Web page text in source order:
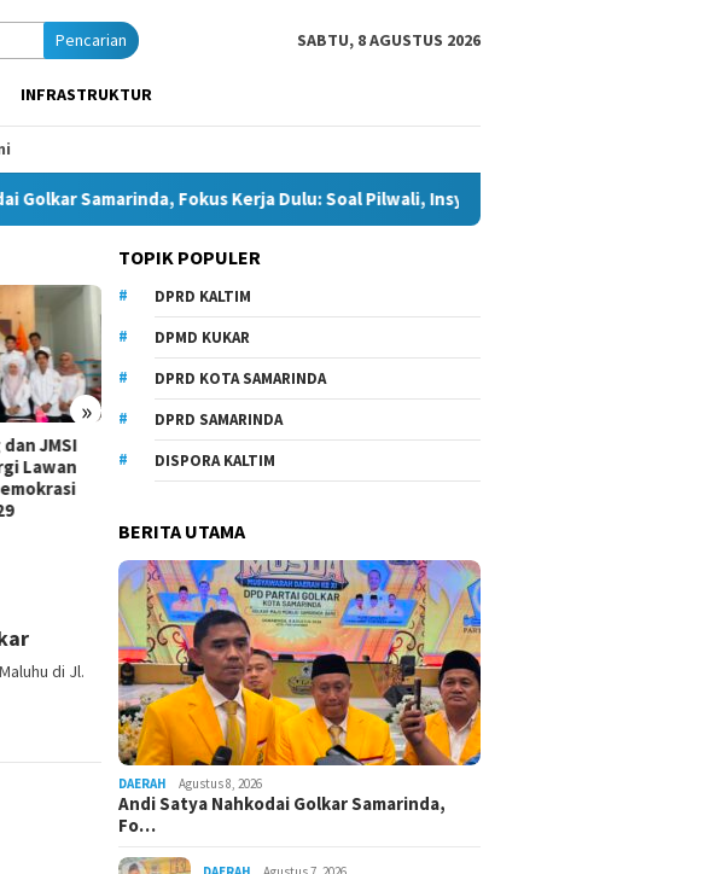
Pencarian SABTU, 8 AGUSTUS 2026
INFRASTRUKTUR
Samarinda, Fokus Kerja Dulu: Soal Pilwali, Insya Allah Siap
»
Hasil
soal
SPMB
Komisi I Dorong Pemkot
Kurangi Belanja ASN demi
Perluas Ruang Pembangunan
Andi Satya Nahkodai Golkar
di Jl.
TOPIK POPULER
DPRD KALTIM
DPMD KUKAR
DPRD KOTA SAMARINDA
DPRD SAMARINDA
DISPORA KALTIM
BERITA UTAMA
DAERAH Agustus 8, 2026
Andi Satya Nahkodai Golkar Samarinda,
Fo…